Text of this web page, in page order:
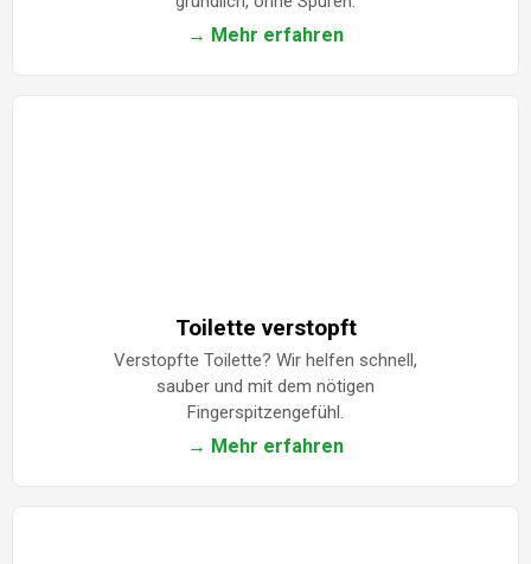
→ Mehr erfahren
Toilette verstopft
Verstopfte Toilette? Wir helfen schnell,
sauber und mit dem nötigen
Fingerspitzengefühl.
→ Mehr erfahren